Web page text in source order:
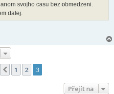
svojho casu bez obmedzeni.
dalej.
Předchozí
1 2 3
Přejít na